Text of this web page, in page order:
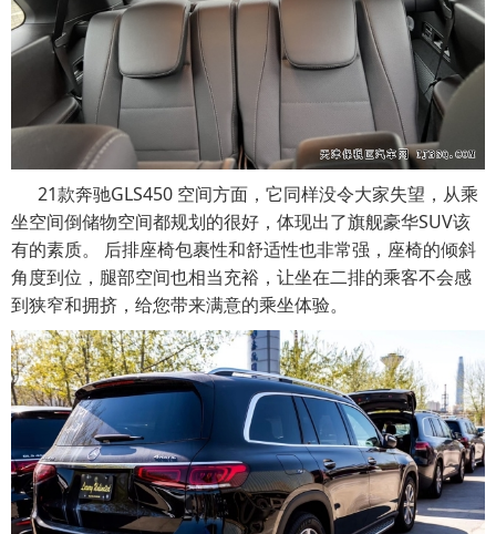
21款奔驰GLS450 空间方面，它同样没令大家失望，从乘
坐空间倒储物空间都规划的很好，体现出了旗舰豪华SUV该
有的素质。 后排座椅包裹性和舒适性也非常强，座椅的倾斜
角度到位，腿部空间也相当充裕，让坐在二排的乘客不会感
到狭窄和拥挤，给您带来满意的乘坐体验。